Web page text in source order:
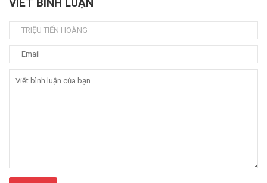
VIẾT BÌNH LUẬN